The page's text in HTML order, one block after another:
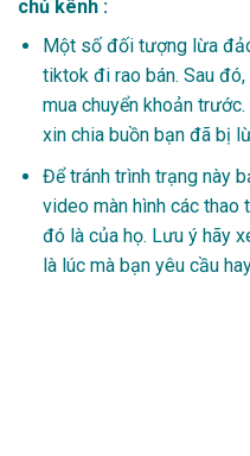
chủ kênh :
Một số đối tượng lừa
tiktok đi rao bán. Sau
mua chuyển khoản
xin chia buồn bạn đã bị
Để tránh trình trạng này
video màn hình các thao
đó là của họ. Lưu ý hãy
là lúc mà bạn yêu cầu